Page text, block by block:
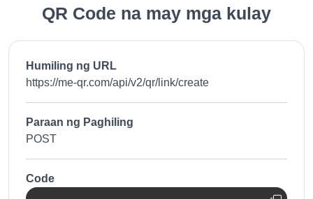
QR Code na may mga kulay
Humiling ng URL
https://me-qr.com/api/v2/qr/link/create
Paraan ng Paghiling
POST
Code